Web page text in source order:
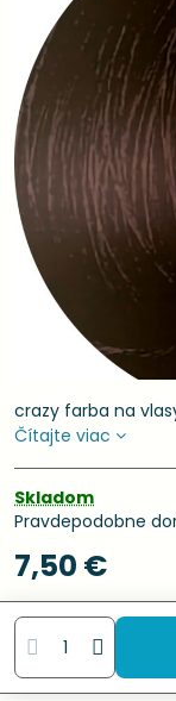
crazy farba na
Čítajte viac
Skladom
Pravdepodobne
7,50 €